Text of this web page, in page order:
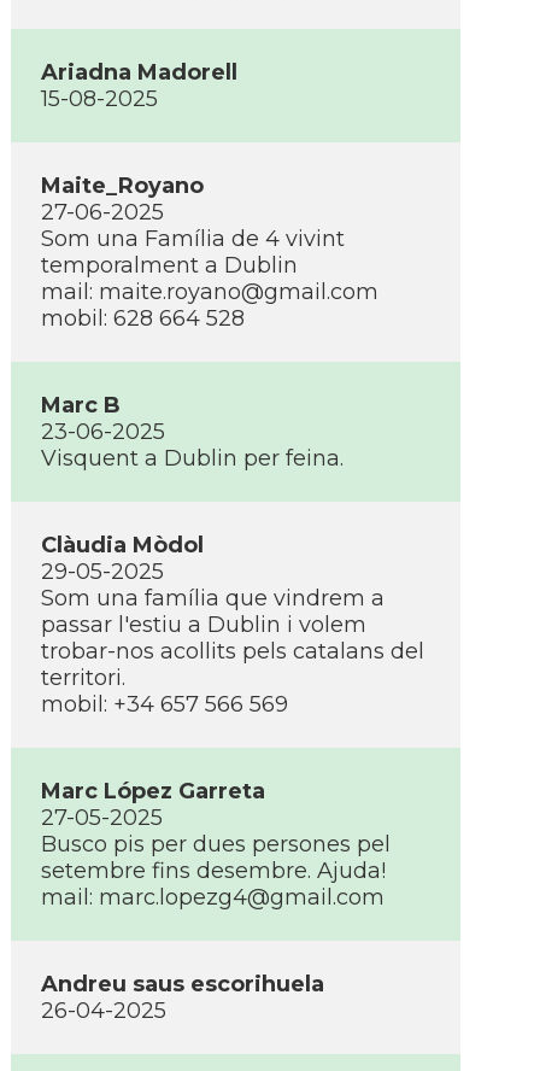
Ariadna Madorell
15-08-2025
Maite_Royano
27-06-2025
Som una Família de 4 vivint
temporalment a Dublin
mail: maite.royano@gmail.com
mobil: 628 664 528
Marc B
23-06-2025
Visquent a Dublin per feina.
Clàudia Mòdol
29-05-2025
Som una família que vindrem a
passar l'estiu a Dublin i volem
trobar-nos acollits pels catalans del
territori.
mobil: +34 657 566 569
Marc López Garreta
27-05-2025
Busco pis per dues persones pel
setembre fins desembre. Ajuda!
mail: marc.lopezg4@gmail.com
Andreu saus escorihuela
26-04-2025